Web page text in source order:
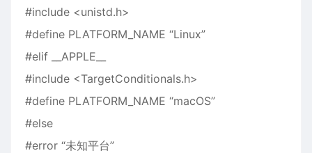
#include <unistd.h>
#define PLATFORM_NAME “Linux”
#elif __APPLE__
#include <TargetConditionals.h>
#define PLATFORM_NAME “macOS”
#else
#error “未知平台”